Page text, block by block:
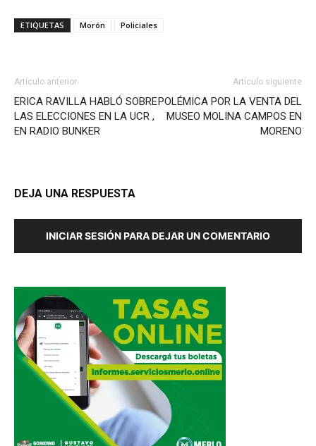
ETIQUETAS Morón Policiales
Artículo anterior
ERICA RAVILLA HABLÓ SOBRE
LAS ELECCIONES EN LA UCR ,
EN RADIO BUNKER
Artículo siguiente
POLÉMICA POR LA VENTA DEL
MUSEO MOLINA CAMPOS EN
MORENO
DEJA UNA RESPUESTA
INICIAR SESIÓN PARA DEJAR UN COMENTARIO